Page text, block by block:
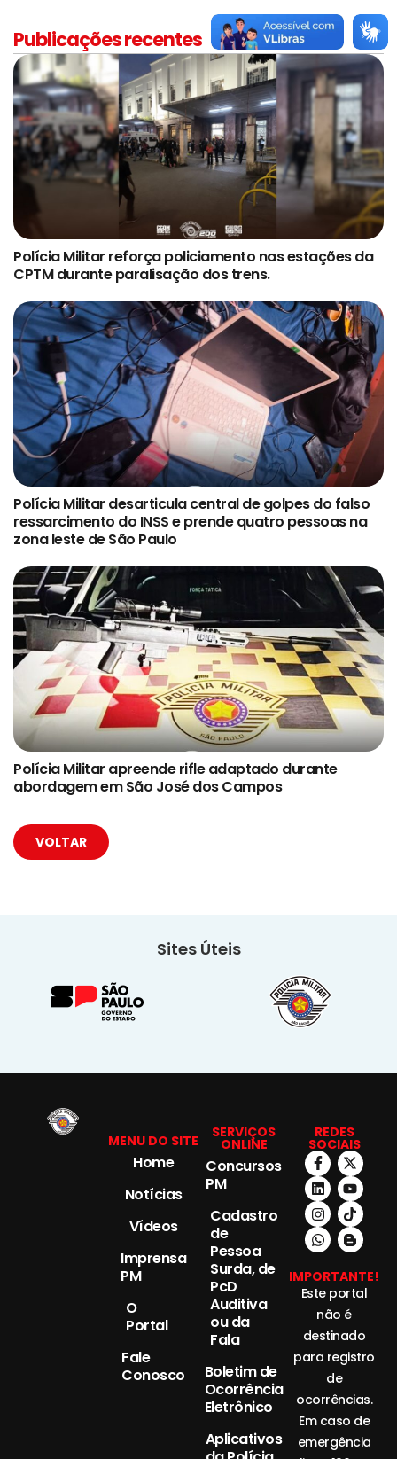
Publicações recentes
Polícia Militar reforça policiamento nas estações da
CPTM durante paralisação dos trens.
Polícia Militar desarticula central de golpes do falso
ressarcimento do INSS e prende quatro pessoas na
zona leste de São Paulo
Polícia Militar apreende rifle adaptado durante
abordagem em São José dos Campos
VOLTAR
Sites Úteis
MENU DO SITE
Home
Notícias
Vídeos
Imprensa
PM
O
Portal
Fale
Conosco
SERVIÇOS
ONLINE
Concursos
PM
Cadastro
de
Pessoa
Surda, de
PcD
Auditiva
ou da
Fala
Boletim de
Ocorrência
Eletrônico
Aplicativos
REDES
SOCIAIS
IMPORTANTE!
Este portal
não é
destinado
para registro
de
ocorrências.
Em caso de
emergência